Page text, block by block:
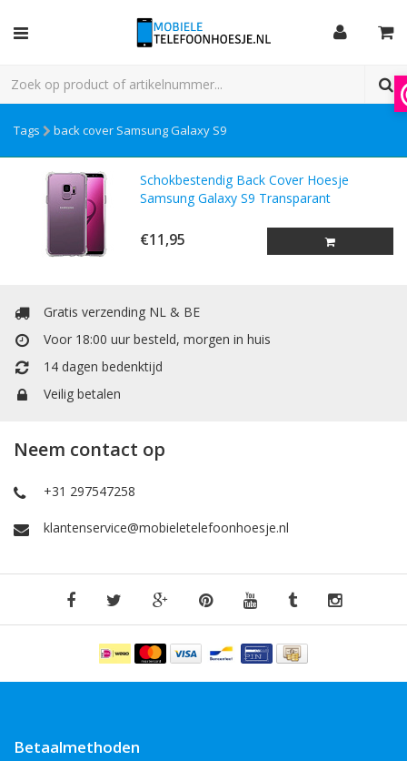
Tags back cover Samsung Galaxy S9
Schokbestendig Back Cover Hoesje
Samsung Galaxy S9 Transparant
€11,95
Gratis verzending NL & BE
Voor 18:00 uur besteld, morgen in huis
14 dagen bedenktijd
Veilig betalen
Neem contact op
+31 297547258
klantenservice@mobieletelefoonhoesje.nl
Betaalmethoden